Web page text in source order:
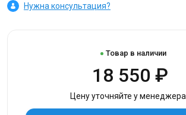
Нужна консультация?
Товар в наличии
18 550 ₽
Цену уточняйте у менеджера